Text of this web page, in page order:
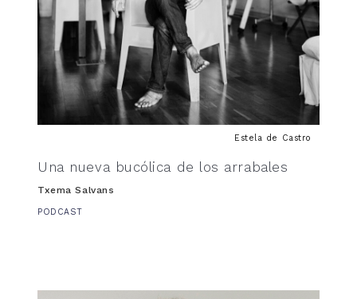
Estela de Castro
Una nueva bucólica de los arrabales
Txema Salvans
PODCAST